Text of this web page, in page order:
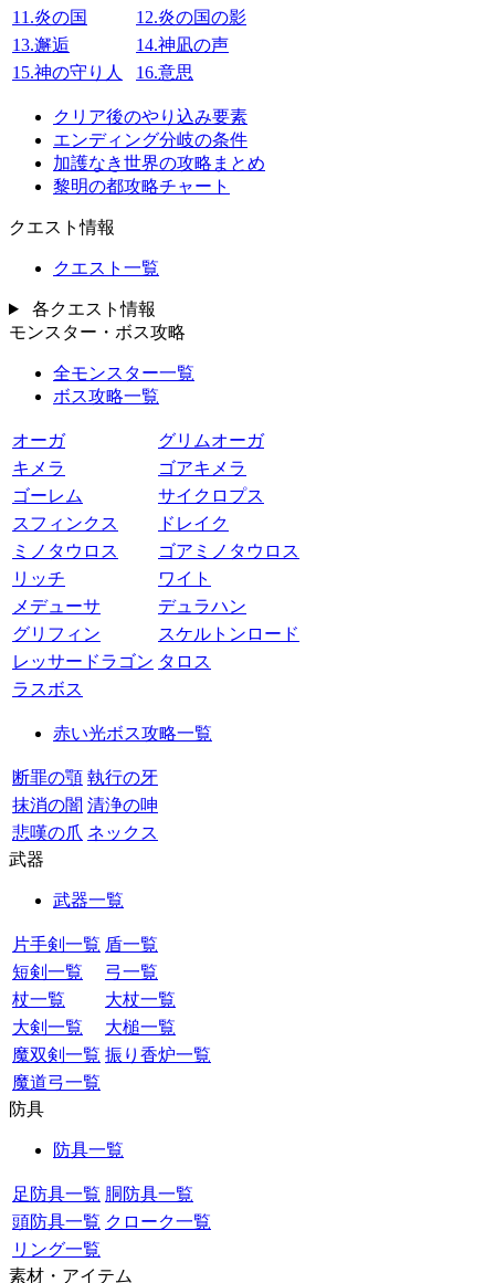
11.炎の国
12.炎の国の影
13.邂逅
14.神凪の声
15.神の守り人
16.意思
クリア後のやり込み要素
エンディング分岐の条件
加護なき世界の攻略まとめ
黎明の都攻略チャート
クエスト情報
クエスト一覧
各クエスト情報
モンスター・ボス攻略
全モンスター一覧
ボス攻略一覧
オーガ
グリムオーガ
キメラ
ゴアキメラ
ゴーレム
サイクロプス
スフィンクス
ドレイク
ミノタウロス
ゴアミノタウロス
リッチ
ワイト
メデューサ
デュラハン
グリフィン
スケルトンロード
レッサードラゴン タロス
ラスボス
赤い光ボス攻略一覧
断罪の顎 執行の牙
抹消の闇 清浄の呻
悲嘆の爪 ネックス
武器
武器一覧
片手剣一覧 盾一覧
短剣一覧
弓一覧
杖一覧
大杖一覧
大剣一覧
大槌一覧
魔双剣一覧 振り香炉一覧
魔道弓一覧
防具
防具一覧
足防具一覧 胴防具一覧
頭防具一覧 クローク一覧
リング一覧
素材・アイテム